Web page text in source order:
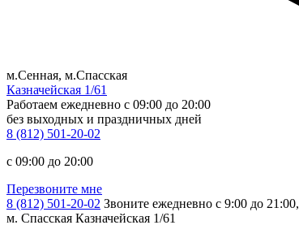
м.Сенная, м.Спасская
Казначейская 1/61
Работаем ежедневно c 09:00 до 20:00
без выходных и праздничных дней
8 (812) 501-20-02
c 09:00 до 20:00
Перезвоните мне
8 (812) 501-20-02 Звоните ежедневно с 9:00 до 21:00,
м. Спасская Казначейская 1/61